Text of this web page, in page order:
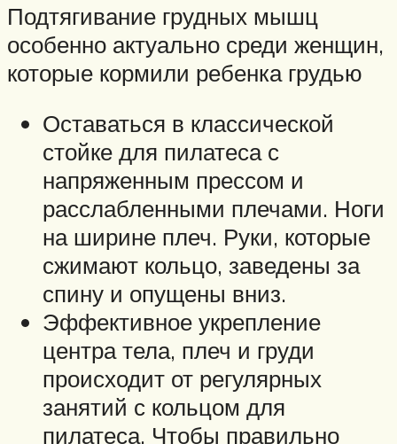
Подтягивание грудных мышц
особенно актуально среди женщин,
которые кормили ребенка грудью
Оставаться в классической
стойке для пилатеса с
напряженным прессом и
расслабленными плечами. Ноги
на ширине плеч. Руки, которые
сжимают кольцо, заведены за
спину и опущены вниз.
Эффективное укрепление
центра тела, плеч и груди
происходит от регулярных
занятий с кольцом для
пилатеса. Чтобы правильно